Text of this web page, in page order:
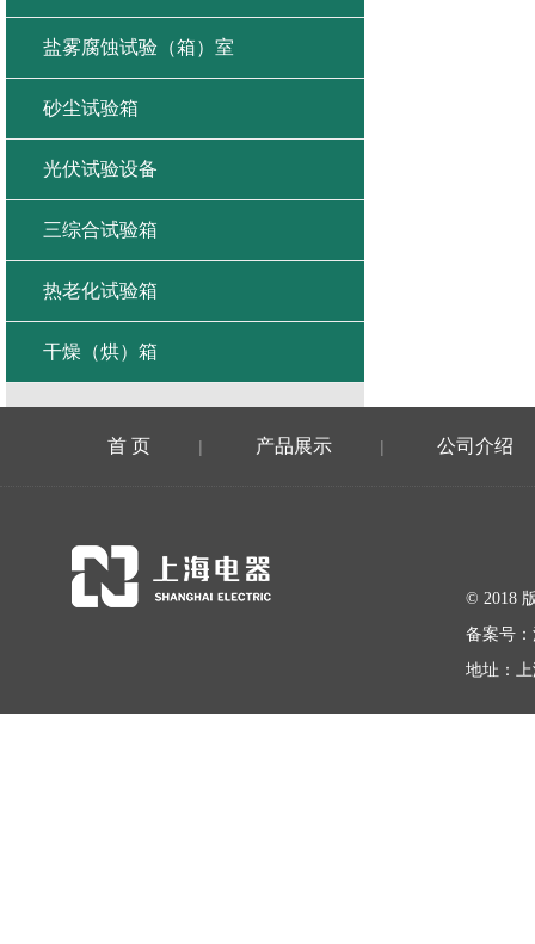
盐雾腐蚀试验（箱）室
砂尘试验箱
光伏试验设备
三综合试验箱
热老化试验箱
干燥（烘）箱
首 页 | 产品展示 | 公司介绍
© 2018
备案号：
地址：